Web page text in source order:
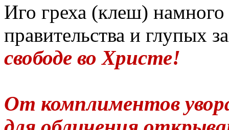
Иго греха (клеш)
правительства и глупых
свободе во Христе!
От комплиментов